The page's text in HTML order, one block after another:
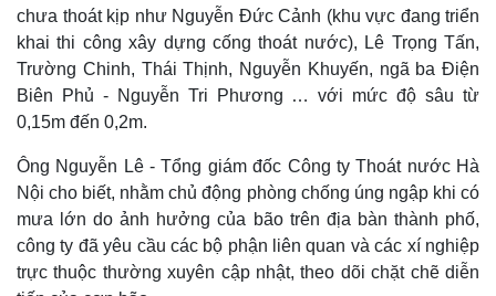
chưa thoát kịp như Nguyễn Đức Cảnh (khu vực đang triển
khai thi công xây dựng cống thoát nước), Lê Trọng Tấn,
Trường Chinh, Thái Thịnh, Nguyễn Khuyến, ngã ba Điện
Biên Phủ - Nguyễn Tri Phương … với mức độ sâu từ
0,15m đến 0,2m.
Ông Nguyễn Lê - Tổng giám đốc Công ty Thoát nước Hà
Nội cho biết, nhằm chủ động phòng chống úng ngập khi có
mưa lớn do ảnh hưởng của bão trên địa bàn thành phố,
công ty đã yêu cầu các bộ phận liên quan và các xí nghiệp
trực thuộc thường xuyên cập nhật, theo dõi chặt chẽ diễn